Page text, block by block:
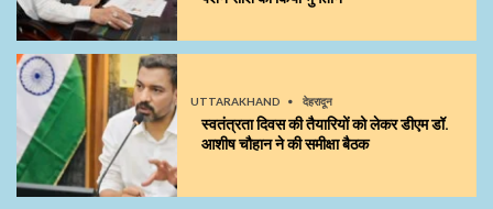
UTTARAKHAND देहरादून
स्वतंत्रता दिवस की तैयारियों को लेकर डीएम डॉ.
आशीष चौहान ने की समीक्षा बैठक